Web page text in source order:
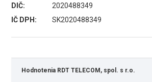
DIČ:
2020488349
IČ DPH:
SK2020488349
Hodnotenia RDT TELECOM, spol. s r.o.